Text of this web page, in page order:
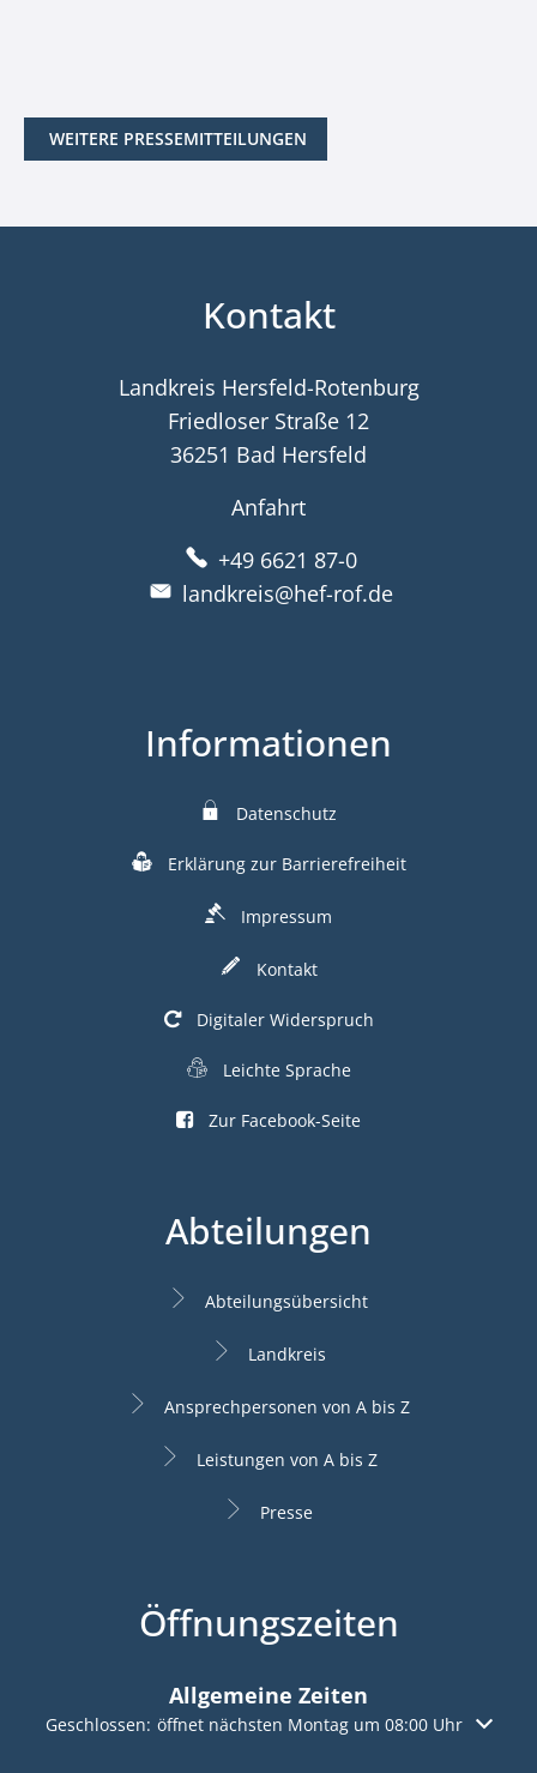
WEITERE PRESSEMITTEILUNGEN
Kontakt
Landkreis Hersfeld-Rotenburg
Friedloser Straße 12
36251 Bad Hersfeld
Anfahrt
+49 6621 87-0
landkreis@hef-rof.de
Informationen
Datenschutz
Erklärung zur Barrierefreiheit
Impressum
Kontakt
Digitaler Widerspruch
Leichte Sprache
Zur Facebook-Seite
Abteilungen
Abteilungsübersicht
Landkreis
Ansprechpersonen von A bis Z
Leistungen von A bis Z
Presse
Öffnungszeiten
Allgemeine Zeiten
Klicken, um weitere Öffnungs- oder Schließzeiten
Geschlossen: öffnet nächsten Montag um 08:00 Uhr